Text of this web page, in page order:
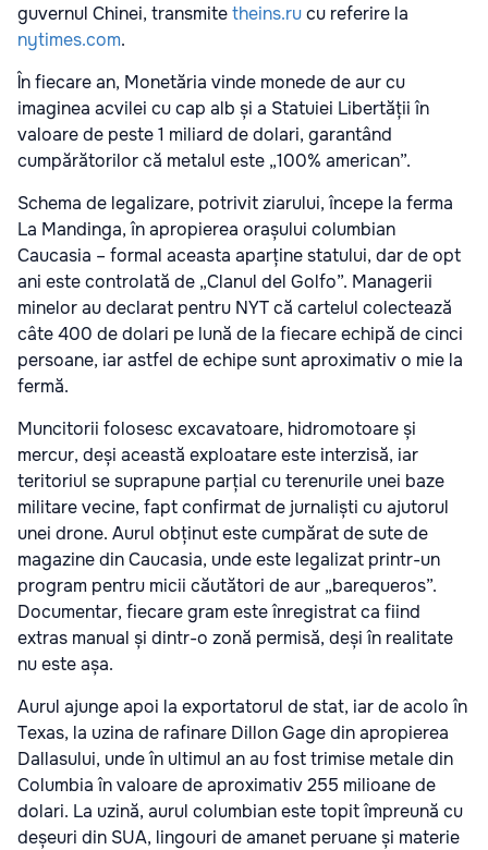
guvernul Chinei, transmitetheins.rucu referire la
nytimes.com.
În fiecare an, Monetăria vinde monede de aur cu
imaginea acvilei cu cap alb și a Statuiei Libertății în
valoare de peste 1 miliard de dolari, garantând
cumpărătorilor că metalul este „100% american”.
Schema de legalizare, potrivit ziarului, începe la ferma
La Mandinga, în apropierea orașului columbian
Caucasia – formal aceasta aparține statului, dar de opt
ani este controlată de „Clanul del Golfo”. Managerii
minelor au declarat pentru NYT că cartelul colectează
câte 400 de dolari pe lună de la fiecare echipă de cinci
persoane, iar astfel de echipe sunt aproximativ o mie la
fermă.
Muncitorii folosesc excavatoare, hidromotoare și
mercur, deși această exploatare este interzisă, iar
teritoriul se suprapune parțial cu terenurile unei baze
militare vecine, fapt confirmat de jurnaliști cu ajutorul
unei drone. Aurul obținut este cumpărat de sute de
magazine din Caucasia, unde este legalizat printr-un
program pentru micii căutători de aur „barequeros”.
Documentar, fiecare gram este înregistrat ca fiind
extras manual și dintr-o zonă permisă, deși în realitate
nu este așa.
Aurul ajunge apoi la exportatorul de stat, iar de acolo în
Texas, la uzina de rafinare Dillon Gage din apropierea
Dallasului, unde în ultimul an au fost trimise metale din
Columbia în valoare de aproximativ 255 milioane de
dolari. La uzină, aurul columbian este topit împreună cu
deșeuri din SUA, lingouri de amanet peruane și materie